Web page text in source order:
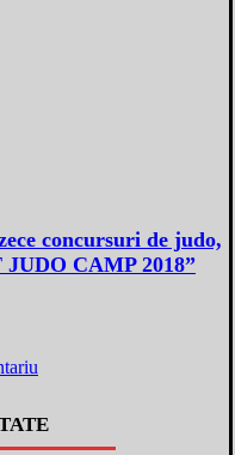
concursuri de judo,
CAMP 2018”